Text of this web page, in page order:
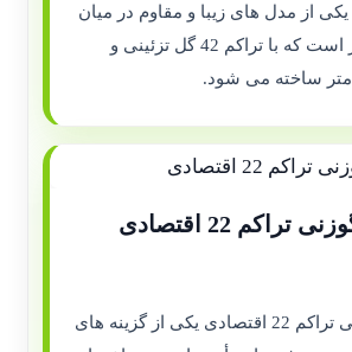
از مدل های زیبا و مقاوم در میان
انواع حفاظ دیوار است که با تراکم 42 گل تزئینی و
22 اقتصادی
حفاظ شاخ گوزنی تراکم 22 اقتصادی یکی از گزینه های